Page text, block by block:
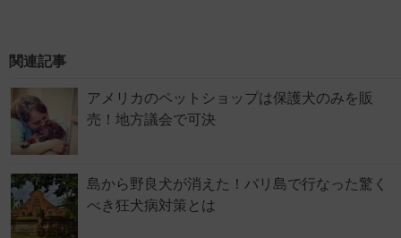
関連記事
アメリカのペットショップは保護犬のみを販
売！地方議会で可決
島から野良犬が消えた！バリ島で行なった驚く
べき狂犬病対策とは